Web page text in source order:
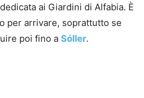
ai Giardini di Alfabia. È
per arrivare, soprattutto se
poi fino a Sóller.